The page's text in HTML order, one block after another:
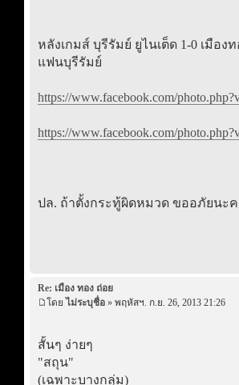
หลังเกมส์ บุรีรัมย์ ยูไนเต็ด 1-0 เมือ
แฟนบุรีรัมย์
https://www.facebook.com/
https://www.facebook.com/
ปล. ถ้าตั้งกระทู้ผิดหมวด ขออภัยนะ
Re: เมือง ทอง ถ่อย
โดย ไม่ระบุชื่อ» พฤหัสฯ. ก.ย. 26, 2013 21:26
สั้นๆ ง่ายๆ
"สถุน"
(เฉพาะบางกลุ่ม)